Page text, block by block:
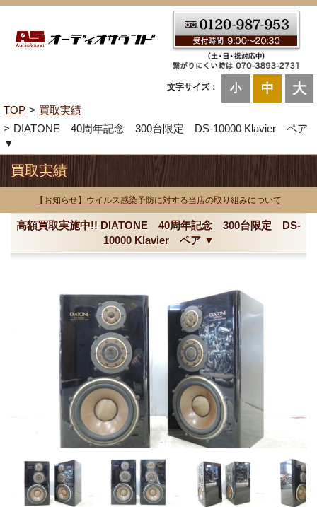
文字サイズ： 小 中 大
TOP
買取実績
DIATONE 40周年記念 300台限定 DS-10000 Klavier ペア
▼
買取実績
【お知らせ】ウイルス感染予防に対する当店の取り組みについて
高額買取実施中!! DIATONE 40周年記念 300台限定 DS-
10000 Klavier ペア ▼